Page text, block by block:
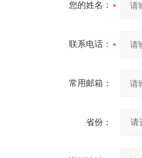
您的姓名：
联系电话：
常用邮箱：
省份：